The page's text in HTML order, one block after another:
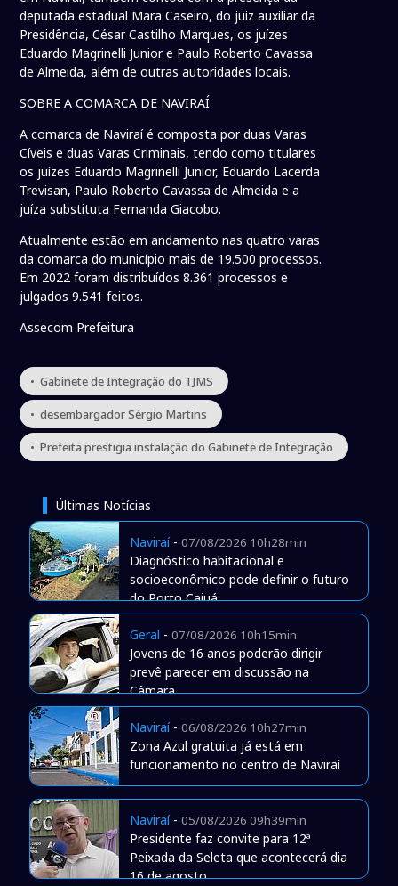
deputada estadual Mara Caseiro, do juiz auxiliar da
Presidência, César Castilho Marques, os juízes
Eduardo Magrinelli Junior e Paulo Roberto Cavassa
de Almeida, além de outras autoridades locais.
SOBRE A COMARCA DE NAVIRAÍ
A comarca de Naviraí é composta por duas Varas
Cíveis e duas Varas Criminais, tendo como titulares
os juízes Eduardo Magrinelli Junior, Eduardo Lacerda
Trevisan, Paulo Roberto Cavassa de Almeida e a
juíza substituta Fernanda Giacobo.
Atualmente estão em andamento nas quatro varas
da comarca do município mais de 19.500 processos.
Em 2022 foram distribuídos 8.361 processos e
julgados 9.541 feitos.
Assecom Prefeitura
• Gabinete de Integração do TJMS
• desembargador Sérgio Martins
• Prefeita prestigia instalação do Gabinete de Integração
Últimas Notícias
Naviraí- 07/08/2026 10h28min
Diagnóstico habitacional e
socioeconômico pode definir o futuro
do Porto Caiuá
Geral - 07/08/2026 10h15min
Jovens de 16 anos poderão dirigir
prevê parecer em discussão na
Câmara
Naviraí- 06/08/2026 10h27min
Zona Azul gratuita já está em
funcionamento no centro de Naviraí
Naviraí- 05/08/2026 09h39min
Presidente faz convite para 12ª
Peixada da Seleta que acontecerá dia
16 de agosto